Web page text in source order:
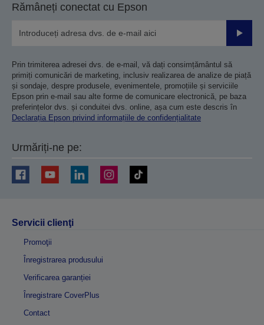
Rămâneți conectat cu Epson
Prin trimiterea adresei dvs. de e-mail, vă dați consimțământul să
primiți comunicări de marketing, inclusiv realizarea de analize de piață
și sondaje, despre produsele, evenimentele, promoțiile și serviciile
Epson prin e-mail sau alte forme de comunicare electronică, pe baza
preferințelor dvs. și conduitei dvs. online, așa cum este descris în
Declarația Epson privind informațiile de confidențialitate
Urmăriți-ne pe:
Servicii clienţi
Promoţii
Înregistrarea produsului
Verificarea garanției
Înregistrare CoverPlus
Contact